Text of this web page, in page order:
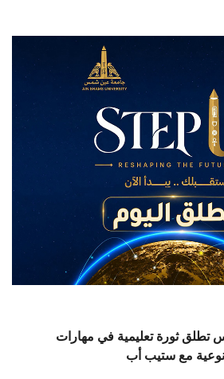
تطلق ثورة تعليمية في مهارات